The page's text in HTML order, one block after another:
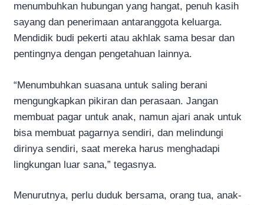
menumbuhkan hubungan yang hangat, penuh kasih
sayang dan penerimaan antaranggota keluarga.
Mendidik budi pekerti atau akhlak sama besar dan
pentingnya dengan pengetahuan lainnya.
“Menumbuhkan suasana untuk saling berani
mengungkapkan pikiran dan perasaan. Jangan
membuat pagar untuk anak, namun ajari anak untuk
bisa membuat pagarnya sendiri, dan melindungi
dirinya sendiri, saat mereka harus menghadapi
lingkungan luar sana,” tegasnya.
Menurutnya, perlu duduk bersama, orang tua, anak-